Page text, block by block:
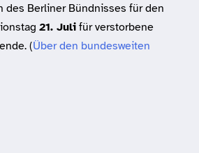
des Berliner Bündnisses für den
21. Julifür verstorbene
(Über den bundesweiten